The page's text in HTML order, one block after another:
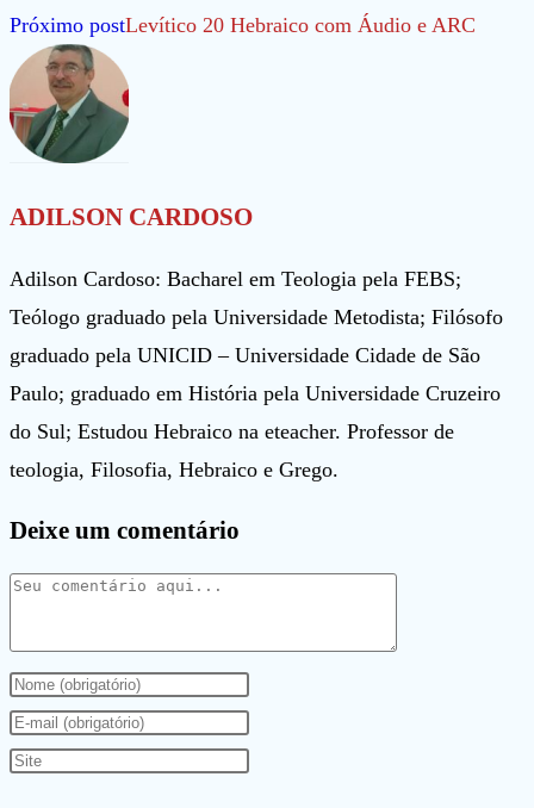
mais
artigos
Próximo postLevítico 20 Hebraico com Áudio e ARC
ADILSON CARDOSO
Adilson Cardoso: Bacharel em Teologia pela FEBS;
Teólogo graduado pela Universidade Metodista; Filósofo
graduado pela UNICID – Universidade Cidade de São
Paulo; graduado em História pela Universidade Cruzeiro
do Sul; Estudou Hebraico na eteacher. Professor de
teologia, Filosofia, Hebraico e Grego.
Deixe um comentário
Comentário
Digite
seu
nome
Digite
seu
Digite